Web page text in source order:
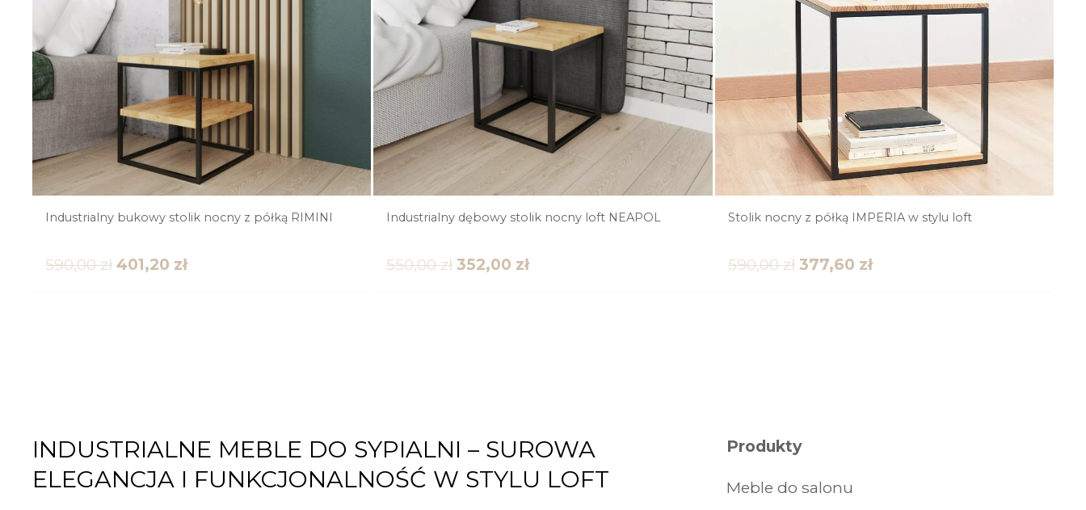
Industrialny bukowy stolik nocny z półką RIMINI
590,00zł 401,20 zł
Industrialny dębowy stolik nocny loft NEAPOL
550,00zł 352,00 zł
Stolik nocny z półką IMPERIA w stylu loft
590,00zł 377,60 zł
INDUSTRIALNE MEBLE DO SYPIALNI – SUROWA
ELEGANCJA I FUNKCJONALNOŚĆ W STYLU LOFT
Produkty
Meble do salonu